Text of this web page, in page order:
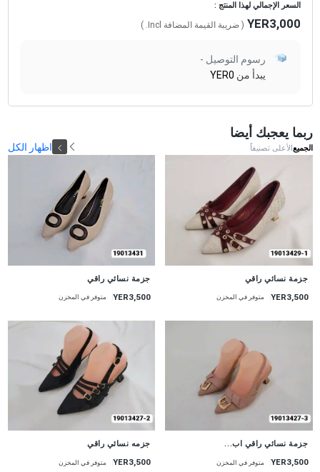
السعر الإجمالي لهذا المنتج :
YER3,000 ( ضريبة القيمة المضافة Incl.
)
رسوم التوصيل -
يبدأ من YER0
ربما يعجبك أيضا
الجميعالأعلى تصنيفاً اظهار الكل
جزمة نسائي راقي
YER3,500 متوفر في المخزن
جزمة نسائي راقي
YER3,500 متوفر في المخزن
جزمة نسائي راقي اب...
YER3,500 متوفر في المخزن
جزمه نسائي راقي
YER3,500 متوفر في المخزن